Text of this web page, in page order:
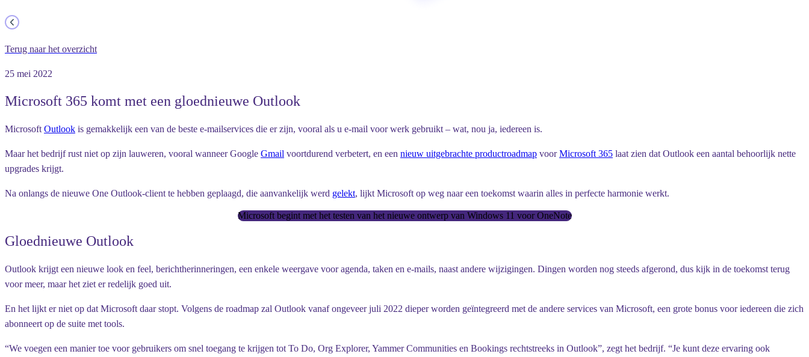
Terug naar het overzicht
25 mei 2022
Microsoft 365 komt met een gloednieuwe Outlook
Microsoft Outlook is gemakkelijk een van de beste e-mailservices die er zijn, vooral als u e-mail voor werk gebruikt – wat, nou ja, iedereen is.
Maar het bedrijf rust niet op zijn lauweren, vooral wanneer Google Gmail voortdurend verbetert, en een nieuw uitgebrachte productroadmap voorMicrosoft 365 laat zien dat Outlook een aantal behoorlijk nette
upgrades krijgt.
Na onlangs de nieuwe One Outlook-client te hebben geplaagd, die aanvankelijk werd gelekt, lijkt Microsoft op weg naar een toekomst waarin alles in perfecte harmonie werkt.
Microsoft begint met het testen van het nieuwe ontwerp van Windows 11 voor OneNote
Gloednieuwe Outlook
Outlook krijgt een nieuwe look en feel, berichtherinneringen, een enkele weergave voor agenda, taken en e-mails, naast andere wijzigingen. Dingen worden nog steeds afgerond, dus kijk in de toekomst terug
voor meer, maar het ziet er redelijk goed uit.
En het lijkt er niet op dat Microsoft daar stopt. Volgens de roadmap zal Outlook vanaf ongeveer juli 2022 dieper worden geïntegreerd met de andere services van Microsoft, een grote bonus voor iedereen die zich
abonneert op de suite met tools.
“We voegen een manier toe voor gebruikers om snel toegang te krijgen tot To Do, Org Explorer, Yammer Communities en Bookings rechtstreeks in Outlook”, zegt het bedrijf. “Je kunt deze ervaring ook